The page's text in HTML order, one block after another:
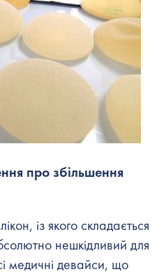
про збільшення
із якого складається
нешкідливий для
медичні девайси, що